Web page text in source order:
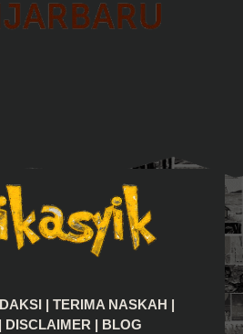
TERIMA NASKAH
DISCLAIMER BLOG